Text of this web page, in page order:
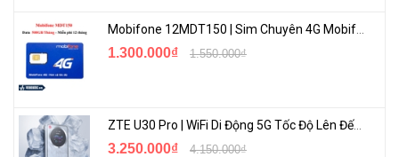
Quản trị hệ thống mạng
1.300.000₫ 1.550.000₫
ZTE U30 Pro | WiFi Di Động 5G Tốc Độ Lên Đến 500Mbps, Màn Hình Cảm Ứng
3.250.000₫ 4.150.000₫